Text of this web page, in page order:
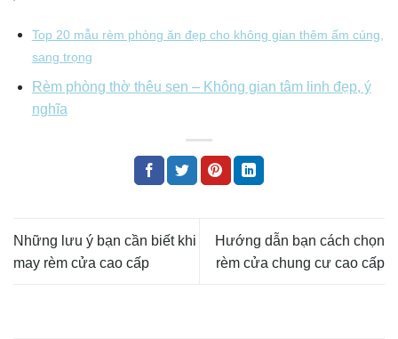
Top 20 mẫu rèm phòng ăn đẹp cho không gian thêm ấm cúng,
sang trọng
Rèm phòng thờ thêu sen – Không gian tâm linh đẹp, ý
nghĩa
Những lưu ý bạn cần biết khi
may rèm cửa cao cấp
Hướng dẫn bạn cách chọn
rèm cửa chung cư cao cấp